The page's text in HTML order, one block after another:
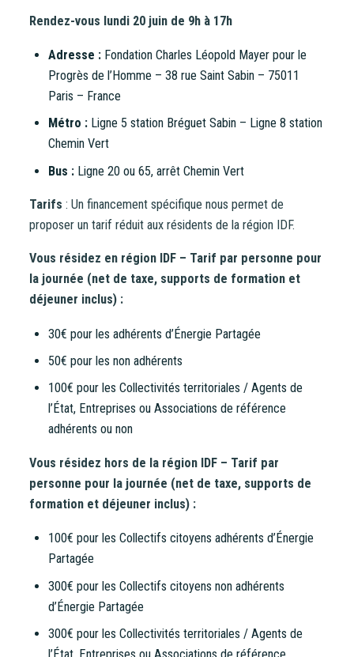
Rendez-vous lundi 20 juin de 9h à 17h
Adresse : Fondation Charles Léopold Mayer pour le
Progrès de l’Homme – 38 rue Saint Sabin – 75011
Paris – France
Métro : Ligne 5 station Bréguet Sabin – Ligne 8 station
Chemin Vert
Bus : Ligne 20 ou 65, arrêt Chemin Vert
Tarifs : Un financement spécifique nous permet de
proposer un tarif réduit aux résidents de la région IDF.
Vous résidez en région IDF – Tarif par personne pour
la journée (net de taxe, supports de formation et
déjeuner inclus) :
30€ pour les adhérents d’Énergie Partagée
50€ pour les non adhérents
100€ pour les Collectivités territoriales / Agents de
l’État, Entreprises ou Associations de référence
adhérents ou non
Vous résidez hors de la région IDF – Tarif par
personne pour la journée (net de taxe, supports de
formation et déjeuner inclus) :
100€ pour les Collectifs citoyens adhérents d’Énergie
Partagée
300€ pour les Collectifs citoyens non adhérents
d’Énergie Partagée
300€ pour les Collectivités territoriales / Agents de